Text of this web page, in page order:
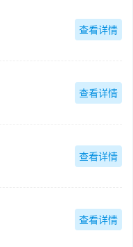
查看详情
查看详情
查看详情
查看详情